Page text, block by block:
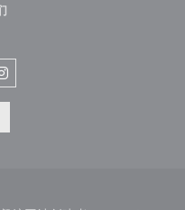
((在新窗口中打开))
Instagram ((在新窗口中打开))